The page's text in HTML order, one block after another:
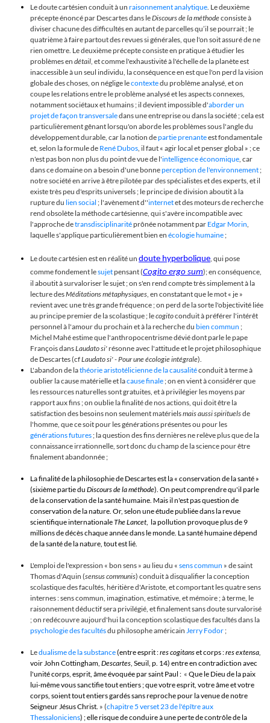
Le doute cartésien conduit à un raisonnement analytique. Le deuxième
précepte énoncé par Descartes dans leDiscours de la méthodeconsiste à
diviser chacune des difficultés en autant de parcelles qu’il se pourrait ; le
quatrième à faire partout des revues si générales, que l'on soit assuré de ne
rien omettre. Le deuxième précepte consiste en pratique à étudier les
problèmes en détail, et comme l'exhaustivitéà l'échelle de la planèteest
inaccessible à un seul individu, la conséquence en est que l'on perd la vision
globale des choses, on néglige lecontextedu problème analysé, et on
coupe les relations entre le problème analysé et les aspects connexes,
notamment sociétaux et humains ; il devient impossible d'aborder un
projet de façon transversaledans une entreprise ou dans la société ; cela est
particulièrement gênant lorsqu'on aborde les problèmes sous l'angle du
développement durable, car la notion departie prenanteest fondamentale
et, selon la formule de René Dubos, il faut « agir local et penser global » ; ce
n'est pas bon non plus du point de vue de l'intelligence économique, car
dans ce domaine on a besoin d'une bonneperception de l'environnement;
notre société en arrive à être pilotée par des spécialistes et des experts, et il
existe très peu d'esprits universels ; le principe de division aboutit à la
rupture du lien social ; l'avènement d''internetet des moteurs de recherche
rend obsolète la méthode cartésienne, qui s'avère incompatible avec
l'approche detransdisciplinaritéprônée notamment par Edgar Morin,
laquelle s'applique particulièrement bien en écologie humaine;
Le doute cartésien est en réalité un doute hyperbolique, qui pose
comme fondement lesujetpensant (Cogito ergo sum); en conséquence,
il aboutit à survaloriser le sujet ; on s'en rend compte très simplement à la
lecture desMéditations métaphysiques, en constatant que le mot « je »
revient avec une très grande fréquence ; on perd de la sorte l'objectivité liée
au principe premier de la scolastique ; lecogitoconduit à préférer l'intérêt
personnel à l'amour du prochain et à la recherche du bien commun ;
Michel Mahé estime que l'anthropocentrisme dévié dont parle le pape
François dansLaudato si'résonne avec l'attitude et le projet philosophique
de Descartes (cfLaudato si' - Pour une écologie intégrale).
L'abandon de lathéorie aristotélicienne de la causalitéconduit à terme à
oublier la cause matérielle et lacause finale; on en vient à considérer que
les ressources naturelles sont gratuites, et à privilégier les moyens par
rapport aux fins ; on oublie la finalité de nos actions, qui doit être la
satisfaction des besoins non seulement matérielsmais aussi spirituelsde
l'homme, que ce soit pour les générations présentes ou pour les
générations futures; la question des fins dernières ne relève plus que de la
connaissance irrationnelle, sort donc du champ de la science pour être
finalement abandonnée ;
La finalité de la philosophie de Descartes est la « conservation de la santé »
(sixième partie du Discours de la méthode). On peut comprendre qu'il parle
de la conservation de la santé humaine. Mais il n'est pas question de
conservation de la nature. Or, selon une étude publiée dans la revue
scientifique internationaleThe Lancet, la pollution provoque plus de 9
millions de décès chaque année dans le monde. La santé humaine dépend
de la santé de la nature, tout est lié.
L'emploi de l'expression « bon sens » au lieu du « sens commun » de saint
Thomas d'Aquin (sensus communis) conduit à disqualifier la conception
scolastique des facultés, héritière d'Aristote, et comportant les quatre sens
internes : sens commun, imagination, estimative, et mémoire ; à terme, le
raisonnement déductif sera privilégié, et finalement sans doute survalorisé
; on redécouvre aujourd'hui la conception scolastique des facultés dans la
psychologie des facultésdu philosophe américain Jerry Fodor;
Ledualisme de la substance(entre esprit :res cogitanset corps :res extensa,
voir John Cottingham, Descartes, Seuil, p. 14) entre en contradiction avec
l'unité corps, esprit, âme évoquée par saint Paul : « Que le Dieu de la paix
lui-même vous sanctifie tout entiers ; que votre esprit, votre âme et votre
corps, soient tout entiers gardés sans reproche pour la venue de notre
Seigneur Jésus Christ. » (chapitre 5 verset 23 de l'épître aux
Thessaloniciens) ; elle risque de conduire à une perte de contrôle de la